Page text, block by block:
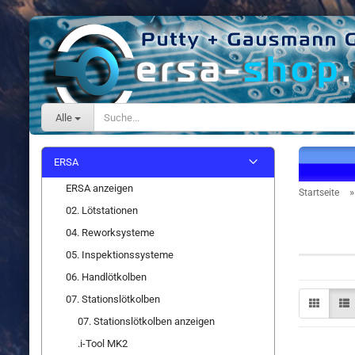
Alle
Startseite »
ERSA
ERSA anzeigen
02. Lötstationen
04. Reworksysteme
05. Inspektionssysteme
06. Handlötkolben
07. Stationslötkolben
07. Stationslötkolben anzeigen
.i-Tool MK2